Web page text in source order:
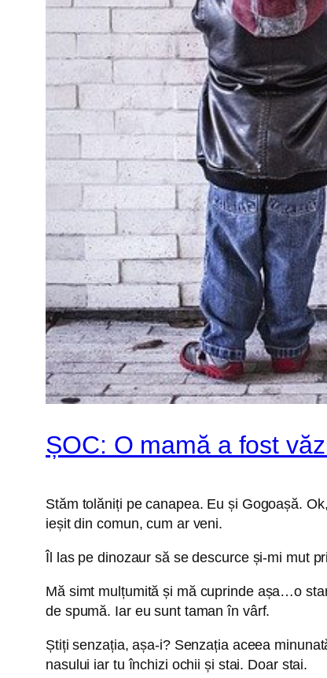
ȘOC: O mamă a fost
Stăm tolăniți pe canapea. Eu și Gogoașă.
ieșit din comun, cum ar veni.
Îl las pe dinozaur să se descurce și-mi mut
Mă simt mulțumită și mă cuprinde așa…o
de spumă. Iar eu sunt taman în vârf.
Știți senzația, așa-i? Senzația aceea
nasului iar tu închizi ochii și stai. Doar stai.